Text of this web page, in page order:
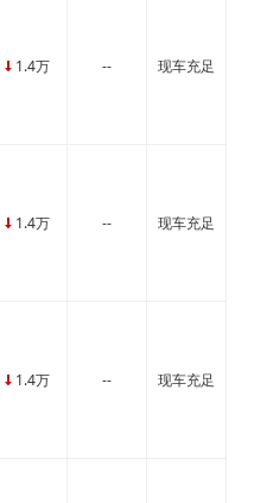
1.4万 -- 现车充足
1.4万 -- 现车充足
1.4万 -- 现车充足